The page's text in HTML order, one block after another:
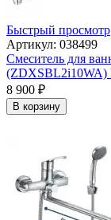
Быстрый просмотр
Артикул: 038499
Смеситель для
(ZDXSBL2i10WA)
8 900 ₽
В корзину